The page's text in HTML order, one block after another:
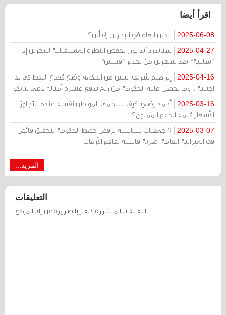
اقرأ أيضا
2025-06-08 الدين العام في البحرين إلى أين؟
2025-04-27
ستاندرد آند بورز تخفض النظرة المستقبلية للبحرين إلى
"سلبية" بعد شهرين من تحذير "فيتش"
2025-04-16
إبراهيم شريف: ليس من الحكمة وضع قطاع النفط في يد
أجنبية .. وما تحصل عليه الحكومة من ربح تدفع عشرة أمثاله دعما لبابكو
2025-03-16
أحمد رضي: كيف سيحمي المواطن نفسه عندما تتجاوز
الأسعار قيمة الدعم الممنوح؟
2025-03-07
9 جمعيات سياسية ترفض خطط الحكومة لتحقيق فائض
في الميزانية العامة: ضربة قاسية تفاقم الأزمات
المزيد...
التعليقات
التعليقات المنشورة لا تعبر بالضرورة عن رأي الموقع